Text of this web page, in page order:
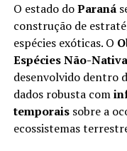
O estado doParaná
construção de
espécies exóticas. O
Espécies Não-
desenvolvido dentro
dados robusta com
temporaissobre a
ecossistemas